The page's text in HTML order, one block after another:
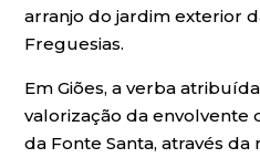
arranjo do jardim exterior
Freguesias.
Em Giões, a verba
valorização da envolvente
da Fonte Santa, através da